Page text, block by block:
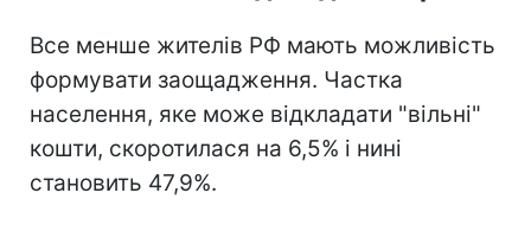
Все менше жителів РФ мають можливість
формувати заощадження. Частка
населення, яке може відкладати "вільні"
кошти, скоротилася на 6,5% і нині
становить 47,9%.